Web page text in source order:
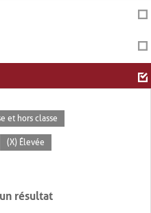
et hors classe
(X) Élevée
résultat